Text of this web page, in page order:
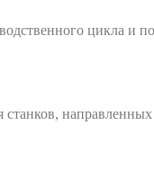
цикла и